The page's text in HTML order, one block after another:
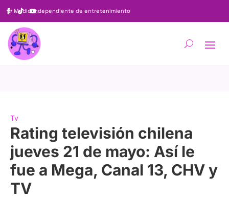
✨ Medio independiente de entretenimiento
Tv
Rating televisión chilena
jueves 21 de mayo: Así le
fue a Mega, Canal 13, CHV y
TV